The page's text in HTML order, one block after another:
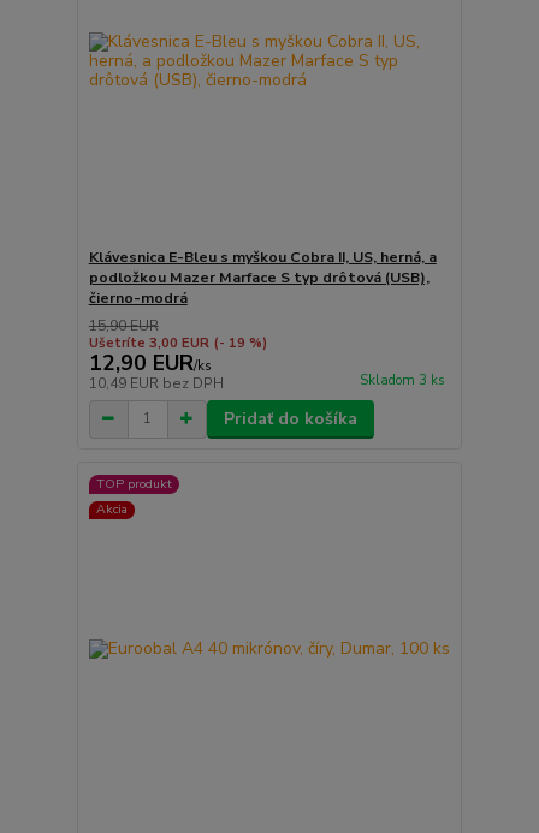
Klávesnica E-Bleu s myškou Cobra II, US, herná, a
podložkou Mazer Marface S typ drôtová (USB),
čierno-modrá
15,90 EUR
Ušetríte 3,00 EUR (- 19 %)
12,90 EUR/ks
10,49 EUR bez DPH Skladom 3 ks
Pridať do košíka
TOP produkt
Akcia